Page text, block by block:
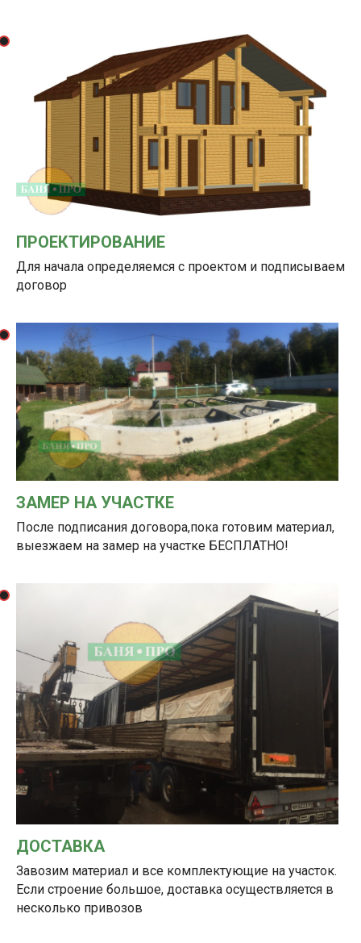
ПРОЕКТИРОВАНИЕ
Для начала определяемся с проектом и подписываем
договор
ЗАМЕР НА УЧАСТКЕ
После подписания договора,пока готовим материал,
выезжаем на замер на участке БЕСПЛАТНО!
ДОСТАВКА
Завозим материал и все комплектующие на участок.
Если строение большое, доставка осуществляется в
несколько привозов